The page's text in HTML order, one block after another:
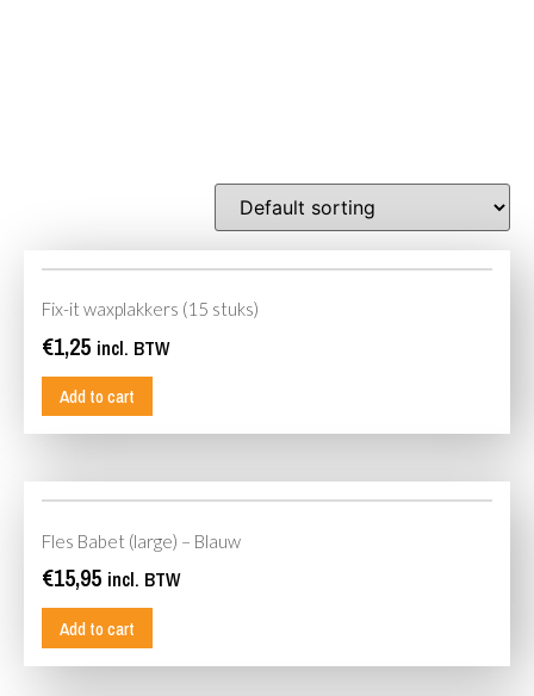
Fix-it waxplakkers (15 stuks)
€1,25 incl. BTW
Add to cart
Fles Babet (large) – Blauw
€15,95 incl. BTW
Add to cart